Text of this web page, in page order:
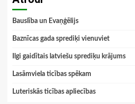
Bauslība un Evaņģēlijs
Baznīcas gada sprediķi vienuviet
Ilgi gaidītais latviešu sprediķu krājums
Lasāmviela ticības spēkam
Luteriskās ticības apliecības